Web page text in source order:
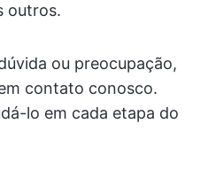
outros.
ou preocupação,
contato conosco.
lo em cada etapa do